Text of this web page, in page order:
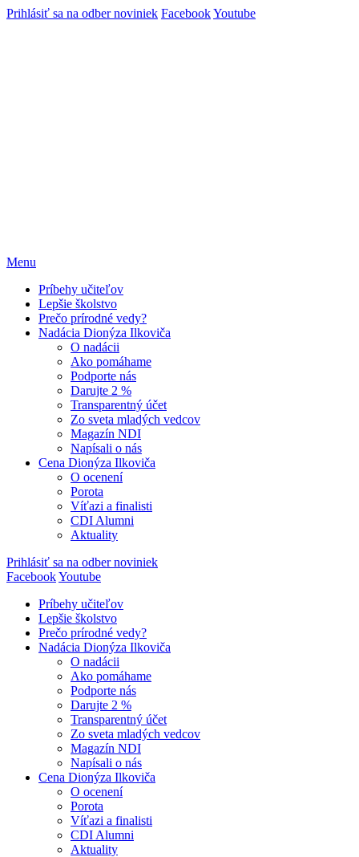
Prihlásiť sa na odber noviniek FacebookYoutube
Menu
Príbehy učiteľov
Lepšie školstvo
Prečo prírodné vedy?
Nadácia Dionýza Ilkoviča
O nadácii
Ako pomáhame
Podporte nás
Darujte 2 %
Transparentný účet
Zo sveta mladých vedcov
Magazín NDI
Napísali o nás
Cena Dionýza Ilkoviča
O ocenení
Porota
Víťazi a finalisti
CDI Alumni
Aktuality
Prihlásiť sa na odber noviniek
FacebookYoutube
Príbehy učiteľov
Lepšie školstvo
Prečo prírodné vedy?
Nadácia Dionýza Ilkoviča
O nadácii
Ako pomáhame
Podporte nás
Darujte 2 %
Transparentný účet
Zo sveta mladých vedcov
Magazín NDI
Napísali o nás
Cena Dionýza Ilkoviča
O ocenení
Porota
Víťazi a finalisti
CDI Alumni
Aktuality